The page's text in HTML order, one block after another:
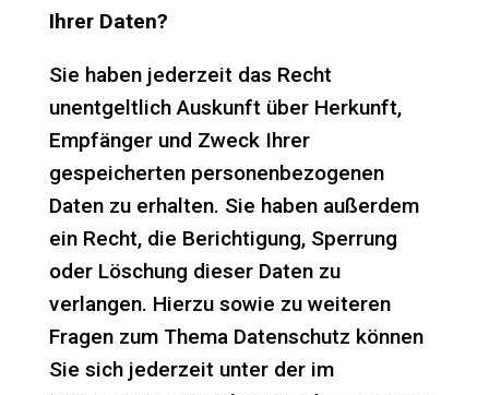
Ihrer Daten?
Sie haben jederzeit das Recht
unentgeltlich Auskunft über Herkunft,
Empfänger und Zweck Ihrer
gespeicherten personenbezogenen
Daten zu erhalten. Sie haben außerdem
ein Recht, die Berichtigung, Sperrung
oder Löschung dieser Daten zu
verlangen. Hierzu sowie zu weiteren
Fragen zum Thema Datenschutz können
Sie sich jederzeit unter der im